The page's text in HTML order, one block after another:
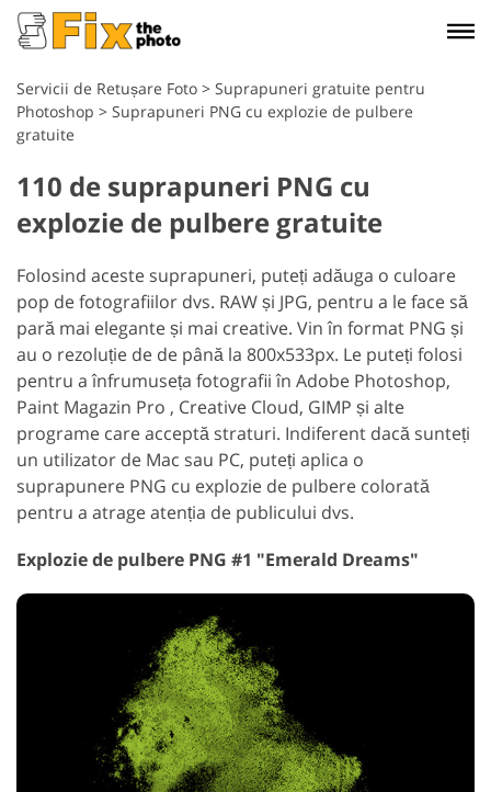
Servicii de Retușare Foto > Suprapuneri gratuite pentru
Photoshop > Suprapuneri PNG cu explozie de pulbere
gratuite
110 de suprapuneri PNG cu
explozie de pulbere gratuite
Folosind aceste suprapuneri, puteți adăuga o culoare
pop de fotografiilor dvs. RAW și JPG, pentru a le face să
pară mai elegante și mai creative. Vin în format PNG și
au o rezoluție de de până la 800x533px. Le puteți folosi
pentru a înfrumuseța fotografii în Adobe Photoshop,
Paint Magazin Pro , Creative Cloud, GIMP și alte
programe care acceptă straturi. Indiferent dacă sunteți
un utilizator de Mac sau PC, puteți aplica o
suprapunere PNG cu explozie de pulbere colorată
pentru a atrage atenția de publicului dvs.
Explozie de pulbere PNG #1 "Emerald Dreams"